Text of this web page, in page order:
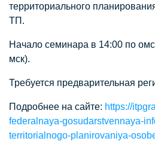
территориального
ТП.
Начало семинара в 14:00 по
мск).
Требуется предварительная
Подробнее на сайте: https://
federalnaya-gosudarstvennaya-
territorialnogo-planirovaniya-